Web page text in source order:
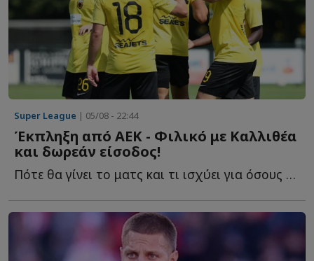
Super League | 05/08 - 22:44
Έκπληξη από ΑΕΚ - Φιλικό με Καλλιθέα
και δωρεάν είσοδος!
Πότε θα γίνει το ματς και τι ισχύει για όσους π...